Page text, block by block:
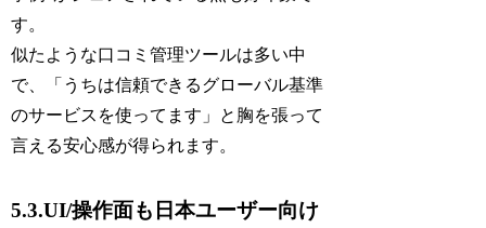
す。
似たような口コミ管理ツールは多い中
で、「うちは信頼できるグローバル基準
のサービスを使ってます」と胸を張って
言える安心感が得られます。
5.3.UI/操作面も日本ユーザー向け